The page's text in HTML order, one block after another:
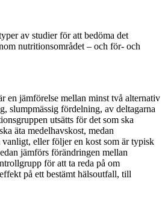
av studier för att bedöma det
nutritionsområdet – och för- och
en jämförelse mellan minst två alternativ
slumpmässig fördelning, av deltagarna
utsätts för det som ska
äta medelhavskost, medan
eller följer en kost som är typisk
jämförs förändringen mellan
för att ta reda på om
på ett bestämt hälsoutfall, till